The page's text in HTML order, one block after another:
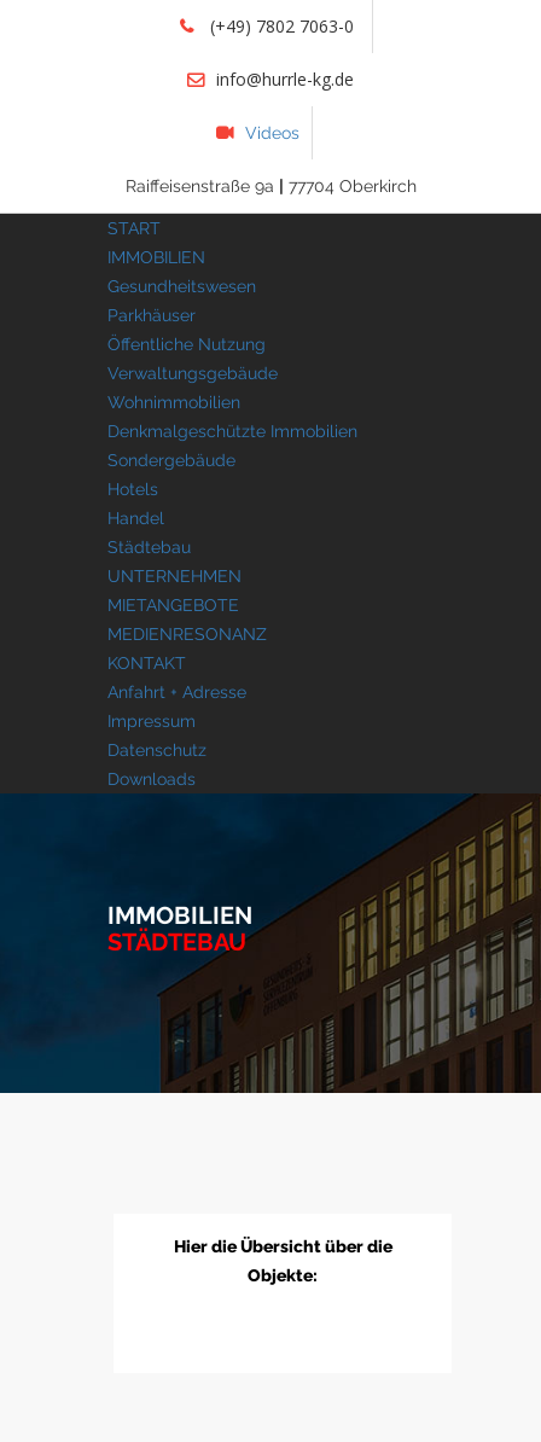
(+49) 7802 7063-0
info@hurrle-kg.de
Videos
Raiffeisenstraße 9a | 77704 Oberkirch
START
IMMOBILIEN
Gesundheitswesen
Parkhäuser
Öffentliche Nutzung
Verwaltungsgebäude
Wohnimmobilien
Denkmalgeschützte Immobilien
Sondergebäude
Hotels
Handel
Städtebau
UNTERNEHMEN
MIETANGEBOTE
MEDIENRESONANZ
KONTAKT
Anfahrt + Adresse
Impressum
Datenschutz
Downloads
IMMOBILIEN
STÄDTEBAU
Hier die Übersicht über die
Objekte: